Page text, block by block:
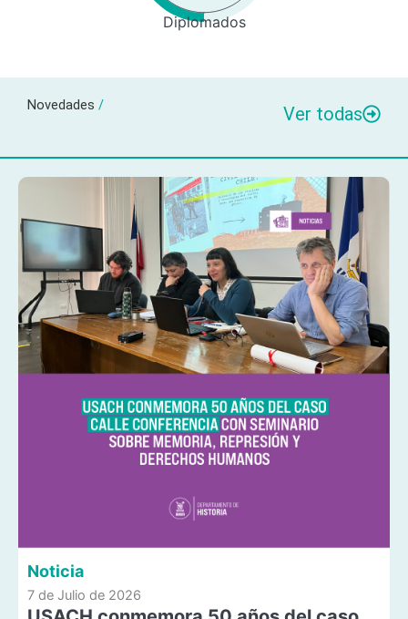
Diplomados
Novedades / Ver todas
Noticia
7 de Julio de 2026